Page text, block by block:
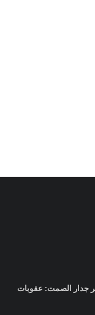
جدار الصمت: عقوبات